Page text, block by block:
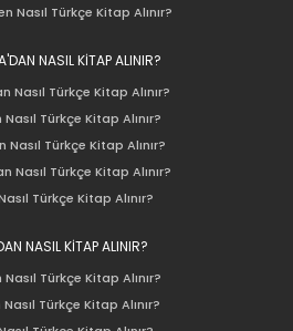
Nasıl Türkçe Kitap Alınır?
NASIL KİTAP ALINIR?
Nasıl Türkçe Kitap Alınır?
Türkçe Kitap Alınır?
Türkçe Kitap Alınır?
Nasıl Türkçe Kitap Alınır?
Türkçe Kitap Alınır?
NASIL KİTAP ALINIR?
Türkçe Kitap Alınır?
Türkçe Kitap Alınır?